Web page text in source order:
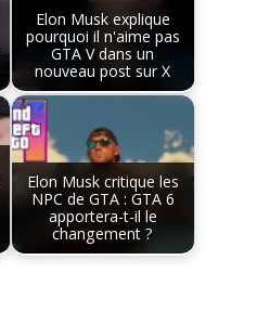
Elon Musk explique
pourquoi il n'aime pas
GTA V dans un
nouveau post sur X
Elon Musk critique les
NPC de GTA : GTA 6
apportera-t-il le
changement ?